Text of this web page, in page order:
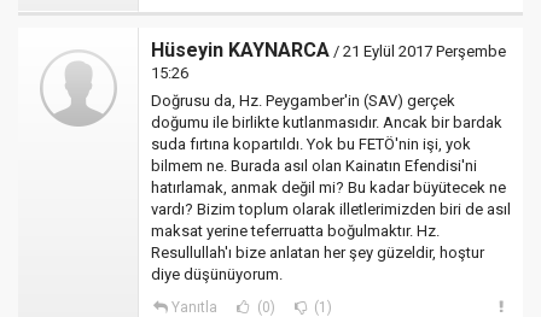
Hüseyin KAYNARCA / 21 Eylül 2017 Perşembe
15:26
Doğrusu da, Hz. Peygamber'in (SAV) gerçek
doğumu ile birlikte kutlanmasıdır. Ancak bir bardak
suda fırtına kopartıldı. Yok bu FETÖ'nin işi, yok
bilmem ne. Burada asıl olan Kainatın Efendisi'ni
hatırlamak, anmak değil mi? Bu kadar büyütecek ne
vardı? Bizim toplum olarak illetlerimizden biri de asıl
maksat yerine teferruatta boğulmaktır. Hz.
Resullullah'ı bize anlatan her şey güzeldir, hoştur
diye düşünüyorum.
Yanıtla (0) (1)